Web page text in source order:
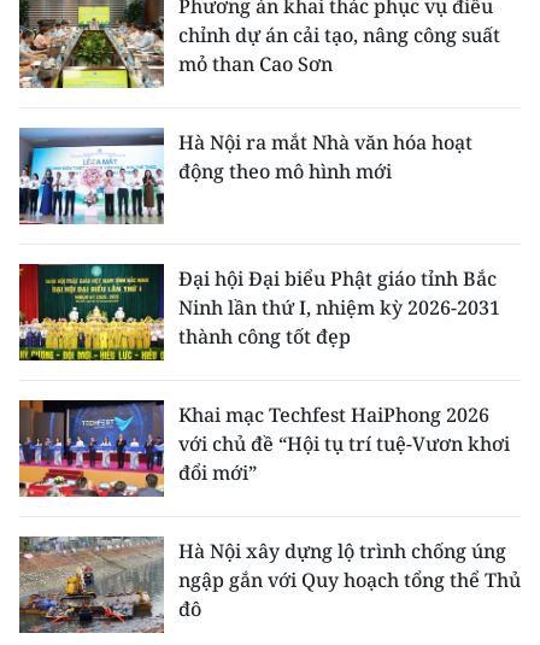
Phương án khai thác phục vụ điều
chỉnh dự án cải tạo, nâng công suất
mỏ than Cao Sơn
Hà Nội ra mắt Nhà văn hóa hoạt
động theo mô hình mới
Đại hội Đại biểu Phật giáo tỉnh Bắc
Ninh lần thứ I, nhiệm kỳ 2026-2031
thành công tốt đẹp
Khai mạc Techfest HaiPhong 2026
với chủ đề “Hội tụ trí tuệ-Vươn khơi
đổi mới”
Hà Nội xây dựng lộ trình chống úng
ngập gắn với Quy hoạch tổng thể Thủ
đô